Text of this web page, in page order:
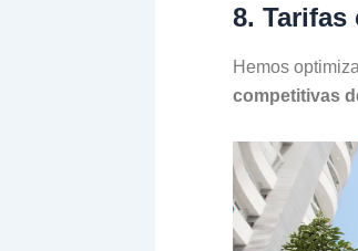
8.
Hemos
competitivas